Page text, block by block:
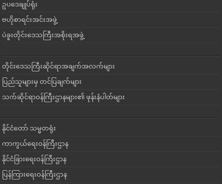
ဥပဒေချုပ်ရုံး
ဗဟိုစာရင်းအင်းအဖွဲ့
ပဲခူးတိုင်းဒေသကြီးအစိုးရအဖွဲ့
တိုင်းဒေသကြီးဆိုင်ရာအချက်အလက်များ
ပြည်သူများမှ တင်ပြချက်များ
သက်ဆိုင်ရာဝန်ကြီးဌာနများ၏ ဖုန်းနံပါတ်များ
နိုင်ငံတော် သမ္မတရုံး
ကာကွယ်ရေးဝန်ကြီးဌာန
နိုင်ငံခြားရေးဝန်ကြီးဌာန
ပြန်ကြားရေးဝန်ကြီးဌာန